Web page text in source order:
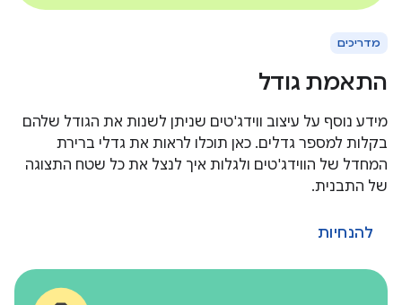
מדריכים
התאמת גודל
מידע נוסף על עיצוב ווידג'טים שניתן לשנות את הגודל שלהם
בקלות למספר גדלים. כאן תוכלו לראות את גדלי ברירת
המחדל של הווידג'טים ולגלות איך לנצל את כל שטח התצוגה
של התבנית.
להנחיות